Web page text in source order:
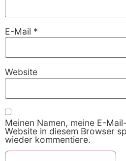
E-Mail *
Website
Meinen Namen, meine E-
Website in diesem Browser
wieder kommentiere.